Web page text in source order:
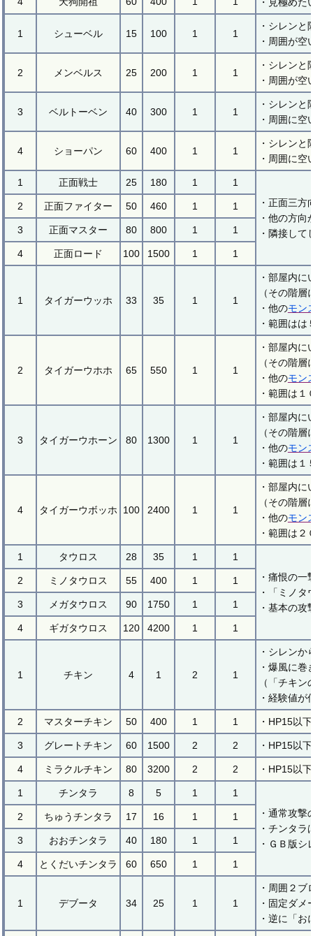
・見極めた
1 シューベル 15 100 1 1
・シレン
・周囲が
2 メンベルス 25 200 1 1
・シレン
・周囲が
3 ベルトーベン 40 300 1 1
・シレン
・周囲に
4 ショーパン 60 400 1 1
・シレン
・周囲に
1 正面戦士 25 180 1
1
・正面三
・他の方
・隣接し
2 正面ファイター 50 460 1 1
3 正面マスター 80 800 1 1
4 正面ロード 100 1500 1 1
1 タイガーウッホ 33 35 1 1
・部屋内に
（その階層
・他のモン
・範囲は
2 タイガーウホホ 65 550 1 1
・部屋内に
（その階層
・他のモン
・範囲は
3 タイガーウホーン 80 1300 1 1
・部屋内に
（その階層
・他のモン
・範囲は
4 タイガーウボッホ 100 2400 1 1
・部屋内に
（その階層
・他のモン
・範囲は
1 タウロス 28 35 1
1
・痛恨の
・「ミノ
・基本の
2 ミノタウロス 55 400 1 1
3 メガタウロス 90 1750 1 1
4 ギガタウロス 120 4200 1 1
1 チキン 4 1 2 1
・シレンか
・爆風に
（「チキ
・経験値
2 マスターチキン 50 400 1 1 ・HP15以
3 グレートチキン 60 1500 2 2 ・HP15以
4 ミラクルチキン 80 3200 2 2 ・HP15以
1 チンタラ 8 5 1
1
・通常攻撃
・チンタ
・ＧＢ版
2 ちゅうチンタラ 17 16 1 1
3 おおチンタラ 40 180 1 1
4 とくだいチンタラ 60 650 1 1
1 デブータ 34 25 1 1
・周囲２
・固定ダ
・逆に「